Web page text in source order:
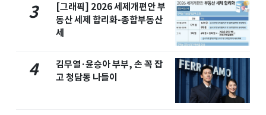
3
[그래픽] 2026 세제개편안 부
동산 세제 합리화-종합부동산
세
4
김무열·윤승아 부부, 손 꼭 잡
고 청담동 나들이